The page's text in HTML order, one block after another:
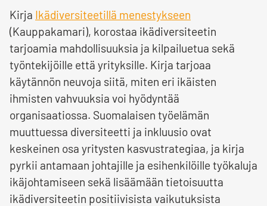
Kirja Ikädiversiteetillä menestykseen
(Kauppakamari), korostaa ikädiversiteetin
tarjoamia mahdollisuuksia ja kilpailuetua sekä
työntekijöille että yrityksille. Kirja tarjoaa
käytännön neuvoja siitä, miten eri ikäisten
ihmisten vahvuuksia voi hyödyntää
organisaatiossa. Suomalaisen työelämän
muuttuessa diversiteetti ja inkluusio ovat
keskeinen osa yritysten kasvustrategiaa, ja kirja
pyrkii antamaan johtajille ja esihenkilöille työkaluja
ikäjohtamiseen sekä lisäämään tietoisuutta
ikädiversiteetin positiivisista vaikutuksista